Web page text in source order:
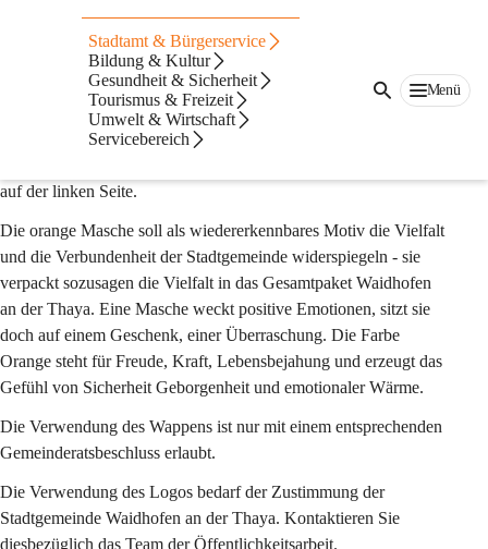
Stadtamt & Bürgerservice
Bildung & Kultur
Gesundheit & Sicherheit
Tourismus & Freizeit
Umwelt & Wirtschaft
Servicebereich
Menü
Logo und Wappen
Neben dem historischen Wappen der Stadtgemeinde Waidhofen
an der Thaya verfügt die Stadtgemeinde auch über ein
zeitgemäßes Logo. Dieses zeigt die charakteristischen Bauwerke
der Stadt - den Turm des Rathauses und den Turm der
auf der linken Seite.
Die orange Masche soll als wiedererkennbares Motiv die Vielfalt
und die Verbundenheit der Stadtgemeinde widerspiegeln - sie
verpackt sozusagen die Vielfalt in das Gesamtpaket Waidhofen
an der Thaya. Eine Masche weckt positive Emotionen, sitzt sie
doch auf einem Geschenk, einer Überraschung. Die Farbe
Orange steht für Freude, Kraft, Lebensbejahung und erzeugt das
Gefühl von Sicherheit Geborgenheit und emotionaler Wärme.
Die Verwendung des Wappens ist nur mit einem entsprechenden
Gemeinderatsbeschluss erlaubt.
Die Verwendung des Logos bedarf der Zustimmung der
Stadtgemeinde Waidhofen an der Thaya. Kontaktieren Sie
diesbezüglich das Team der Öffentlichkeitsarbeit.